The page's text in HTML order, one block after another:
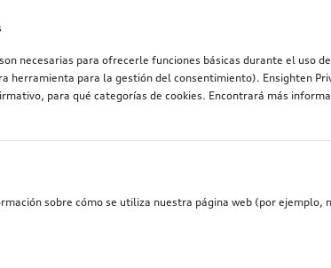
for eShop Accessories
of the components used in this project.
and binary forms, with or without
necesarias para ofrecerle funciones básicas durante el
herramienta para la gestión del consentimiento). Ensighten
para qué categorías de cookies. Encontrará más
sobre cómo se utiliza nuestra página web (por